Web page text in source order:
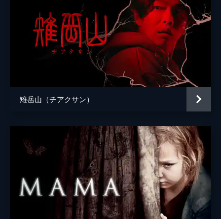
雉岳山（チアクサン）